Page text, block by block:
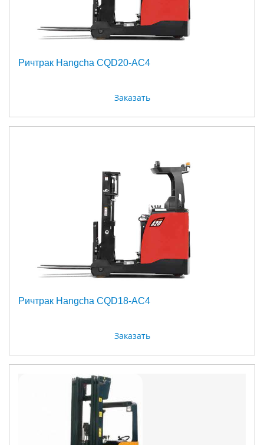
Ричтрак Hangcha CQD20-AC4
Заказать
Ричтрак Hangcha CQD18-AC4
Заказать